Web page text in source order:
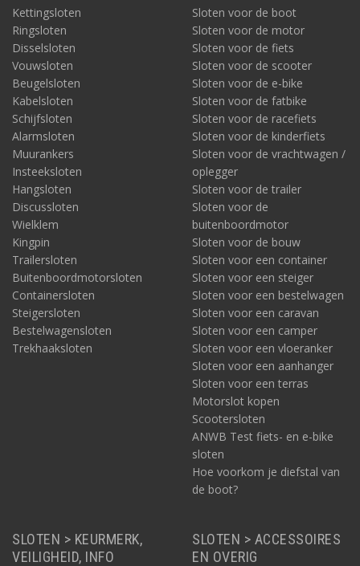
Kettingsloten
Ringsloten
Disselsloten
Vouwsloten
Beugelsloten
Kabelsloten
Schijfsloten
Alarmsloten
Muurankers
Insteeksloten
Hangsloten
Discussloten
Wielklem
Kingpin
Trailersloten
Buitenboordmotorsloten
Containersloten
Steigersloten
Bestelwagensloten
Trekhaaksloten
Sloten voor de boot
Sloten voor de motor
Sloten voor de fiets
Sloten voor de scooter
Sloten voor de e-bike
Sloten voor de fatbike
Sloten voor de racefiets
Sloten voor de kinderfiets
Sloten voor de vrachtwagen /
oplegger
Sloten voor de trailer
Sloten voor de
buitenboordmotor
Sloten voor de bouw
Sloten voor een container
Sloten voor een steiger
Sloten voor een bestelwagen
Sloten voor een caravan
Sloten voor een camper
Sloten voor een vloeranker
Sloten voor een aanhanger
Sloten voor een terras
Motorslot kopen
Scootersloten
ANWB Test fiets- en e-bike
sloten
Hoe voorkom je diefstal van
de boot?
SLOTEN > KEURMERK,
VEILIGHEID, INFO
SLOTEN > ACCESSOIRES
EN OVERIG